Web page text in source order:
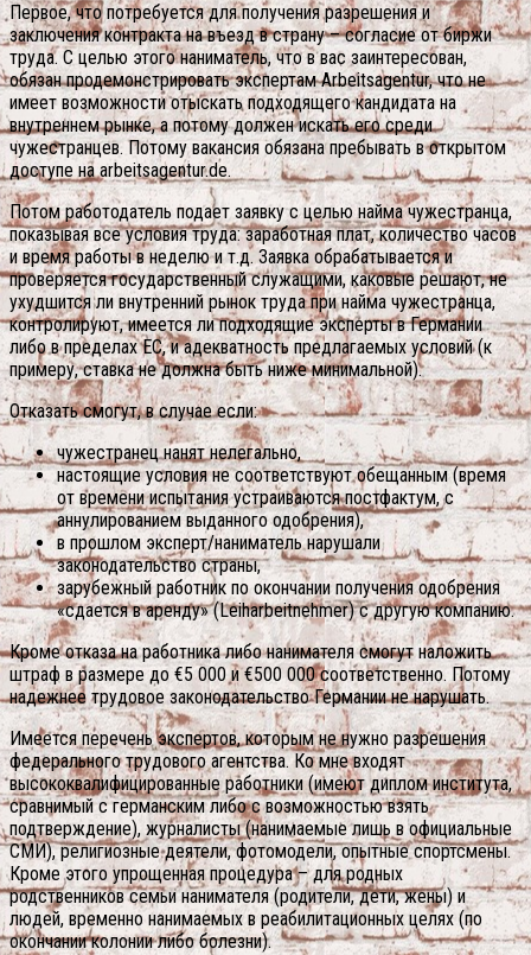
Первое, что потребуется для получения разрешения и
заключения контракта на въезд в страну – согласие от биржи
труда. С целью этого наниматель, что в вас заинтересован,
обязан продемонстрировать экспертам Arbeitsagentur, что не
имеет возможности отыскать подходящего кандидата на
внутреннем рынке, а потому должен искать его среди
чужестранцев. Потому вакансия обязана пребывать в открытом
доступе на arbeitsagentur.de.
Потом работодатель подает заявку с целью найма чужестранца,
показывая все условия труда: заработная плат, количество часов
и время работы в неделю и т.д. Заявка обрабатывается и
проверяется государственный служащими, каковые решают, не
ухудшится ли внутренний рынок труда при найма чужестранца,
контролируют, имеется ли подходящие эксперты в Германии
либо в пределах ЕС, и адекватность предлагаемых условий (к
примеру, ставка не должна быть ниже минимальной).
Отказать смогут, в случае если:
чужестранец нанят нелегально,
настоящие условия не соответствуют обещанным (время
от времени испытания устраиваются постфактум, с
аннулированием выданного одобрения),
в прошлом эксперт/наниматель нарушали
законодательство страны,
зарубежный работник по окончании получения одобрения
«сдается в аренду» (Leiharbeitnehmer) с другую компанию.
Кроме отказа на работника либо нанимателя смогут наложить
штраф в размере до €5 000 и €500 000 соответственно. Потому
надежнее трудовое законодательство Германии не нарушать.
Имеется перечень экспертов, которым не нужно разрешения
федерального трудового агентства. Ко мне входят
высококвалифицированные работники (имеют диплом института,
сравнимый с германским либо с возможностью взять
подтверждение), журналисты (нанимаемые лишь в официальные
СМИ), религиозные деятели, фотомодели, опытные спортсмены.
Кроме этого упрощенная процедура – для родных
родственников семьи нанимателя (родители, дети, жены) и
людей, временно нанимаемых в реабилитационных целях (по
окончании колонии либо болезни).